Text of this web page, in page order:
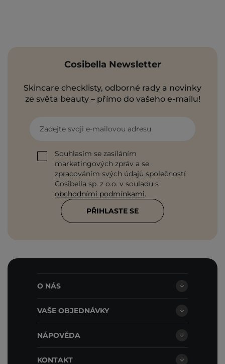
Cosibella Newsletter
Skincare checklisty, odborné rady a novinky
ze světa beauty – přímo do vašeho e-mailu!
Zadejte svoji e-mailovou adresu
Souhlasím se zasíláním
marketingových zpráv a se
zpracováním svých údajů společností
Cosibella sp. z o.o. v souladu s
obchodními podmínkami.
PŘIHLASTE SE
O NÁS
VAŠE OBJEDNÁVKY
NÁPOVĚDA
KONTAKT